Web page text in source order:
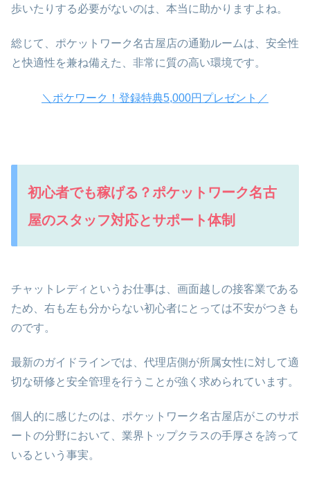
歩いたりする必要がないのは、本当に助かりますよね。
総じて、ポケットワーク名古屋店の通勤ルームは、安全性
と快適性を兼ね備えた、非常に質の高い環境です。
＼ポケワーク！登録特典5,000円プレゼント／
初心者でも稼げる？ポケットワーク名古
屋のスタッフ対応とサポート体制
チャットレディというお仕事は、画面越しの接客業である
ため、右も左も分からない初心者にとっては不安がつきも
のです。
最新のガイドラインでは、代理店側が所属女性に対して適
切な研修と安全管理を行うことが強く求められています。
個人的に感じたのは、ポケットワーク名古屋店がこのサポ
ートの分野において、業界トップクラスの手厚さを誇って
いるという事実。